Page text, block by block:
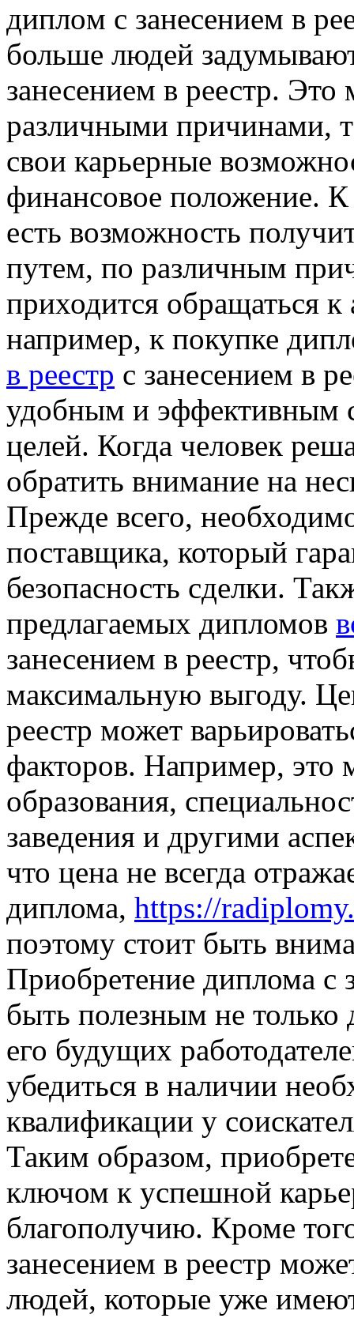
диплoм с зaнeсeниeм в
больше людей
занесением в реестр. Это
различными причинами,
свои карьерные
финансовое положение.
есть возможность
путем, по различным
приходится обращаться
например, к покупке
в реестр с занесением в
удобным и эффективным
целей. Когда человек
обратить внимание на
Прежде всего,
поставщика, который
безопасность сделки.
предлагаемых дипломов
занесением в реестр,
максимальную выгоду.
реестр может
факторов. Например, это
образования,
заведения и другими
что цена не всегда
диплома, https://
поэтому стоит быть
Приобретение диплома с
быть полезным не только
его будущих
убедиться в наличии
квалификации у
Таким образом,
ключом к успешной
благополучию. Кроме
занесением в реестр
людей, которые уже